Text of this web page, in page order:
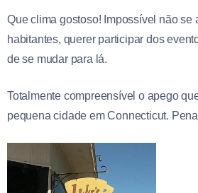
Que clima gostoso! Impossível não se
habitantes, querer participar dos
de se mudar para lá.
Totalmente compreensível o apego
pequena cidade em Connecticut.